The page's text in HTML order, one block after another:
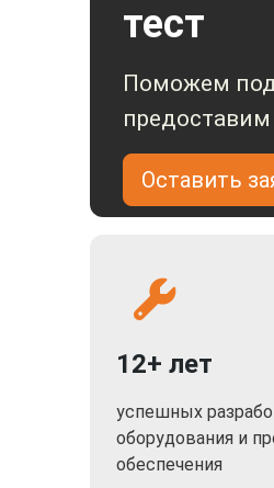
тест
Поможем
предоставим
Оставить
12+ лет
успешных
оборудования и
обеспечения